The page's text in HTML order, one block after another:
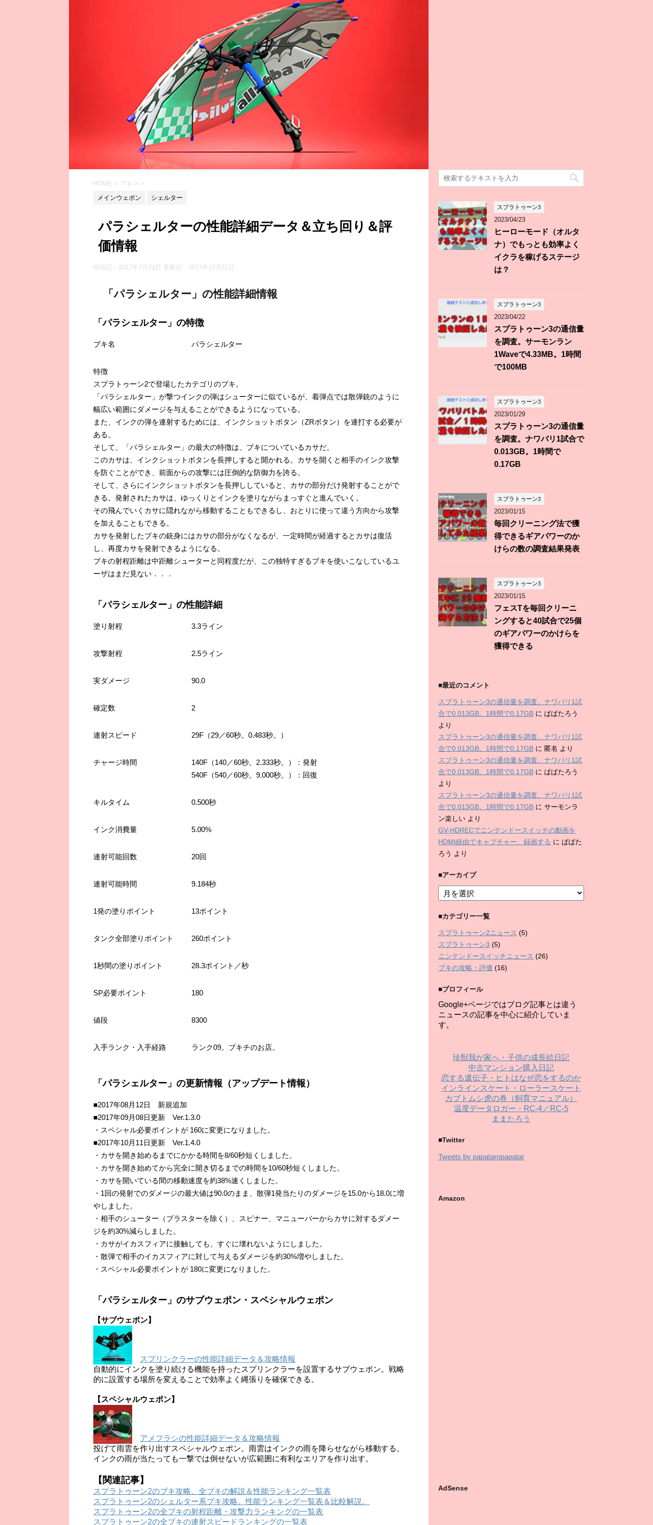
HOME > ブキ > >
メインウェポン シェルター
パラシェルターの性能詳細データ＆立ち回り＆評
価情報
投稿日：2017年7月21日 更新日： 2017年10月21日
「パラシェルター」の性能詳細情報
「パラシェルター」の特徴
ブキ名 パラシェルター
特徴
スプラトゥーン2で登場したカテゴリのブキ。
「パラシェルター」が撃つインクの弾はシューターに似ているが、着弾点では散弾銃のように
幅広い範囲にダメージを与えることができるようになっている。
また、インクの弾を連射するためには、インクショットボタン（ZRボタン）を連打する必要が
ある。
そして、「パラシェルター」の最大の特徴は、ブキについているカサだ。
このカサは、インクショットボタンを長押しすると開かれる。カサを開くと相手のインク攻撃
を防ぐことができ、前面からの攻撃には圧倒的な防御力を誇る。
そして、さらにインクショットボタンを長押ししていると、カサの部分だけ発射することがで
きる。発射されたカサは、ゆっくりとインクを塗りながらまっすぐと進んでいく。
その飛んでいくカサに隠れながら移動することもできるし、おとりに使って違う方向から攻撃
を加えることもできる。
カサを発射したブキの銃身にはカサの部分がなくなるが、一定時間が経過するとカサは復活
し、再度カサを発射できるようになる。
ブキの射程距離は中距離シューターと同程度だが、この独特すぎるブキを使いこなしているユ
ーザはまだ見ない．．．
「パラシェルター」の性能詳細
塗り射程 3.3ライン
攻撃射程 2.5ライン
実ダメージ 90.0
確定数 2
連射スピード 29F（29／60秒。0.483秒。）
チャージ時間
140F（140／60秒。2.333秒。）：発射
540F（540／60秒。9.000秒。）：回復
キルタイム 0.500秒
インク消費量 5.00%
連射可能回数 20回
連射可能時間 9.184秒
1発の塗りポイント 13ポイント
タンク全部塗りポイント 260ポイント
1秒間の塗りポイント 28.3ポイント／秒
SP必要ポイント 180
値段 8300
入手ランク・入手経路 ランク09。ブキチのお店。
「パラシェルター」の更新情報（アップデート情報）
■2017年08月12日 新規追加
■2017年09月08日更新 Ver.1.3.0
・スペシャル必要ポイントが 160に変更になりました。
■2017年10月11日更新 Ver.1.4.0
・カサを開き始めるまでにかかる時間を8/60秒短くしました。
・カサを開き始めてから完全に開き切るまでの時間を10/60秒短くしました。
・カサを開いている間の移動速度を約38%速くしました。
・1回の発射でのダメージの最大値は90.0のまま、散弾1発当たりのダメージを15.0から18.0に増
やしました。
・相手のシューター（ブラスターを除く）、スピナー、マニューバーからカサに対するダメー
ジを約30%減らしました。
・カサがイカスフィアに接触しても、すぐに壊れないようにしました。
・散弾で相手のイカスフィアに対して与えるダメージを約30%増やしました。
・スペシャル必要ポイントが 180に変更になりました。
「パラシェルター」のサブウェポン・スペシャルウェポン
【サブウェポン】
スプリンクラーの性能詳細データ＆攻略情報
自動的にインクを塗り続ける機能を持ったスプリンクラーを設置するサブウェポン。戦略
的に設置する場所を変えることで効率よく縄張りを確保できる。
【スペシャルウェポン】
アメフラシの性能詳細データ＆攻略情報
投げて雨雲を作り出すスペシャルウェポン。雨雲はインクの雨を降らせながら移動する。
インクの雨が当たっても一撃では倒せないが広範囲に有利なエリアを作り出す。
【関連記事】
スプラトゥーン2のブキ攻略。全ブキの解説＆性能ランキング一覧表
スプラトゥーン2のシェルター系ブキ攻略。性能ランキング一覧表＆比較解説。
スプラトゥーン2の全ブキの射程距離・攻撃力ランキングの一覧表
スプラトゥーン2の全ブキの連射スピードランキングの一覧表
スプラトゥーン3
2023/04/23
ヒーローモード（オルタ
ナ）でもっとも効率よく
イクラを稼げるステージ
は？
スプラトゥーン3
2023/04/22
スプラトゥーン3の通信量
を調査。サーモンラン
1Waveで4.33MB。1時間
で100MB
スプラトゥーン3
2023/01/29
スプラトゥーン3の通信量
を調査。ナワバリ1試合で
0.013GB。1時間で
0.17GB
スプラトゥーン3
2023/01/15
毎回クリーニング法で獲
得できるギアパワーのか
けらの数の調査結果発表
スプラトゥーン3
2023/01/15
フェスTを毎回クリーニ
ングすると40試合で25個
のギアパワーのかけらを
獲得できる
■最近のコメント
スプラトゥーン3の通信量を調査。ナワバリ1試
合で0.013GB。1時間で0.17GB に ぱぱたろう
より
スプラトゥーン3の通信量を調査。ナワバリ1試
合で0.013GB。1時間で0.17GB に 匿名 より
スプラトゥーン3の通信量を調査。ナワバリ1試
合で0.013GB。1時間で0.17GB に ぱぱたろう
より
スプラトゥーン3の通信量を調査。ナワバリ1試
合で0.013GB。1時間で0.17GB に サーモンラ
ン楽しい より
GV-HDRECでニンテンドースイッチの動画を
HDMI経由でキャプチャー、録画する に ぱぱた
ろう より
■アーカイブ
ア
カ
イ
■カテゴリー一覧
スプラトゥーン2ニュース (5)
スプラトゥーン3 (5)
ニンテンドースイッチニュース (26)
ブキの攻略・評価 (16)
■プロフィール
Google+ページではブログ記事とは違う
ニュースの記事を中心に紹介していま
す。
珍獣我が家へ・子供の成長絵日記
中古マンション購入日記
恋する遺伝子・ヒトはなぜ恋をするのか
インラインスケート・ローラースケート
カブトムシ虎の巻（飼育マニュアル）
温度データロガー・RC-4／RC-5
ままたろう
■Twitter
Tweets by papataropapatar
Amazon
AdSense